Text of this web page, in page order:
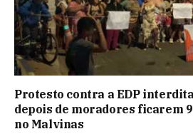
Protesto contra a EDP
depois de moradores ficarem
no Malvinas